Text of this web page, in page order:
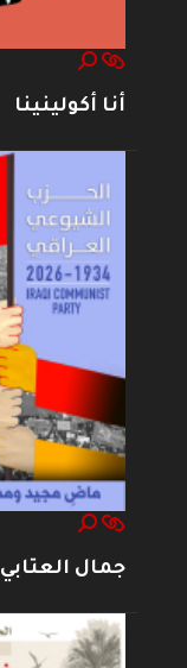
أنا أكولينينا
جمال العتابي